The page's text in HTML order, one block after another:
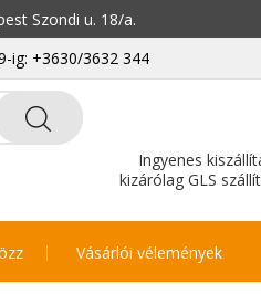
Szondi u. 18/a.
ig: +3630/3632 344
Ingyenes
kizárólag GLS
Vásárlói vélemények